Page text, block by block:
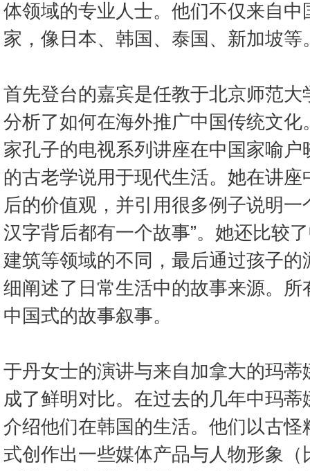
体领域的专业人士。他们不仅来自
家，像日本、韩国、泰国、新加坡等
首先登台的嘉宾是任教于北京师范
分析了如何在海外推广中国传统文
家孔子的电视系列讲座在中国家喻
的古老学说用于现代生活。她在讲
后的价值观，并引用很多例子说明一
汉字背后都有一个故事”。她还比较
建筑等领域的不同，最后通过孩子
细阐述了日常生活中的故事来源。
中国式的故事叙事。
于丹女士的演讲与来自加拿大的玛
成了鲜明对比。在过去的几年中玛
介绍他们在韩国的生活。他们以古
式创作出一些媒体产品与人物形象